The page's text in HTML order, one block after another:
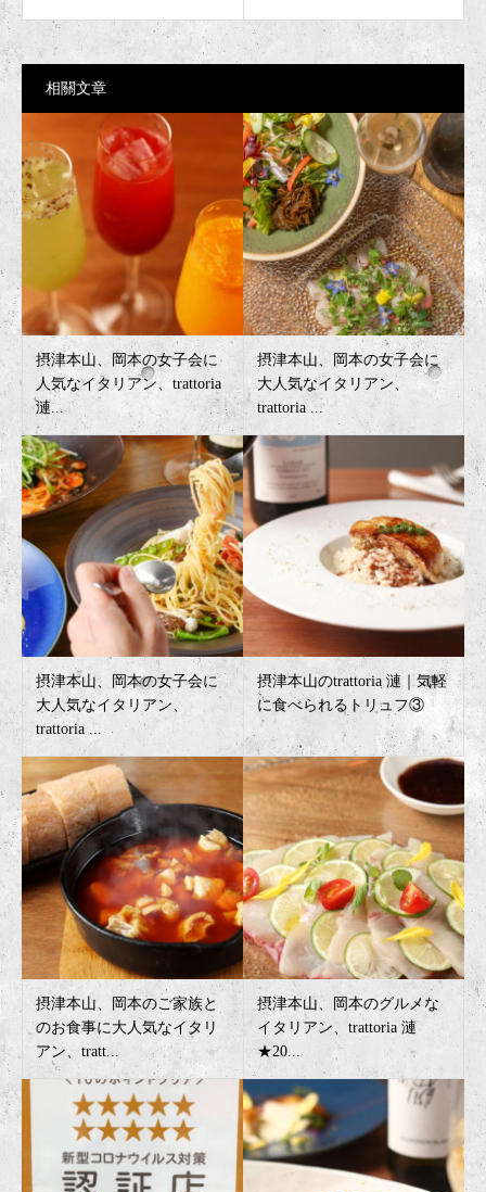
相關文章
摂津本山、岡本の女子会に
人気なイタリアン、trattoria
漣...
摂津本山、岡本の女子会に
大人気なイタリアン、
trattoria ...
摂津本山、岡本の女子会に
大人気なイタリアン、
trattoria ...
摂津本山のtrattoria 漣｜気軽
に食べられるトリュフ③
摂津本山、岡本のご家族と
のお食事に大人気なイタリ
アン、tratt...
摂津本山、岡本のグルメな
イタリアン、trattoria 漣
★20...